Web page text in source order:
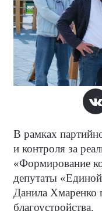
В рамках
и контроля за
«Формирование
депутаты
Данила Хмаренко
благоустройства.